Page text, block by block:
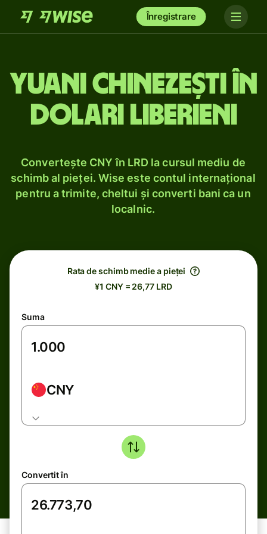
Înregistrare
Yuani chinezești în
dolari liberieni
Convertește CNY în LRD la cursul mediu de
schimb al pieței. Wise este contul internațional
pentru a trimite, cheltui și converti bani ca un
localnic.
Rata de schimb medie a pieței
¥1 CNY = 26,77 LRD
Suma
CNY
Convertit în